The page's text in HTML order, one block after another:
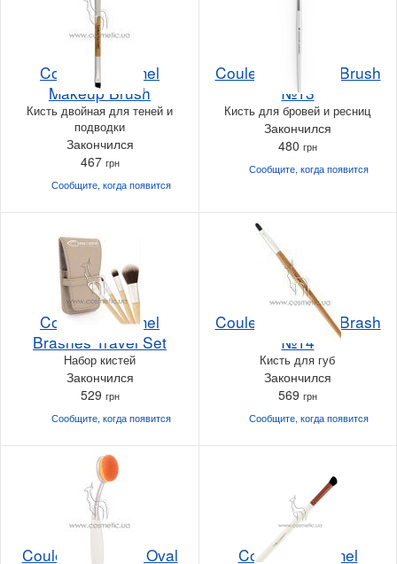
Couleur Caramel
Makeup Brush
Кисть двойная для теней и
подводки
Закончился
467 грн
Сообщите, когдапоявится
Couleur Caramel Brush
№13
Кисть для бровей и ресниц
Закончился
480 грн
Сообщите, когдапоявится
Couleur Caramel
Brashes Travel Set
Набор кистей
Закончился
529 грн
Сообщите, когдапоявится
Couleur Caramel Brash
№14
Кисть для губ
Закончился
569 грн
Сообщите, когдапоявится
Couleur Caramel Oval
Couleur Caramel